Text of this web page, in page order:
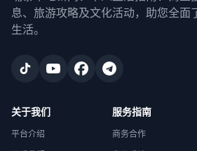
息、旅游攻略及文化活动，助您全面
生活。
关于我们
平台介绍
服务指南
商务合作